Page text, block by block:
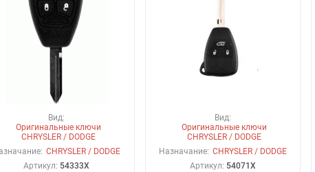
Вид:
Оригинальные ключи
CHRYSLER / DODGE
CHRYSLER / DODGE
Артикул: 54333X
Вид:
Оригинальные ключи
CHRYSLER / DODGE
Назначание: CHRYSLER / DODGE
Артикул: 54071X